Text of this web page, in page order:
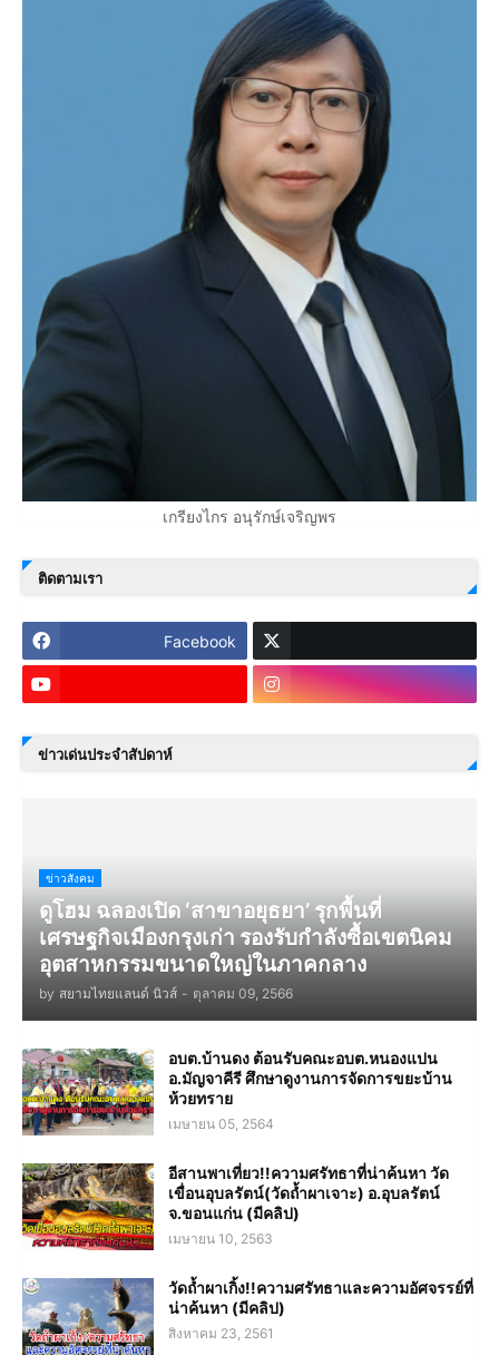
เกรียงไกร อนุรักษ์เจริญพร
ติดตามเรา
Facebook
ข่าวเด่นประจำสัปดาห์
ข่าวสังคม
ดูโฮม ฉลองเปิด ‘สาขาอยุธยา’ รุกพื้นที่
เศรษฐกิจเมืองกรุงเก่า รองรับกำลังซื้อเขตนิคม
อุตสาหกรรมขนาดใหญ่ในภาคกลาง
by สยามไทยแลนด์ นิวส์ - ตุลาคม 09, 2566
อบต.บ้านดง ต้อนรับคณะอบต.หนองแปน
อ.มัญจาคีรี ศึกษาดูงานการจัดการขยะบ้าน
ห้วยทราย
เมษายน 05, 2564
อีสานพาเที่ยว!!ความศรัทธาที่น่าค้นหา วัด
เขื่อนอุบลรัตน์(วัดถ้ำผาเจาะ) อ.อุบลรัตน์
จ.ขอนแก่น (มีคลิป)
เมษายน 10, 2563
วัดถ้ำผาเกิ้ง!!ความศรัทธาและความอัศจรรย์ที่
น่าค้นหา (มีคลิป)
สิงหาคม 23, 2561